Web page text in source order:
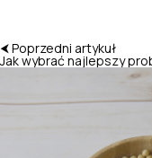
⮜ Poprzedni artykuł
Jak wybrać najlepszy